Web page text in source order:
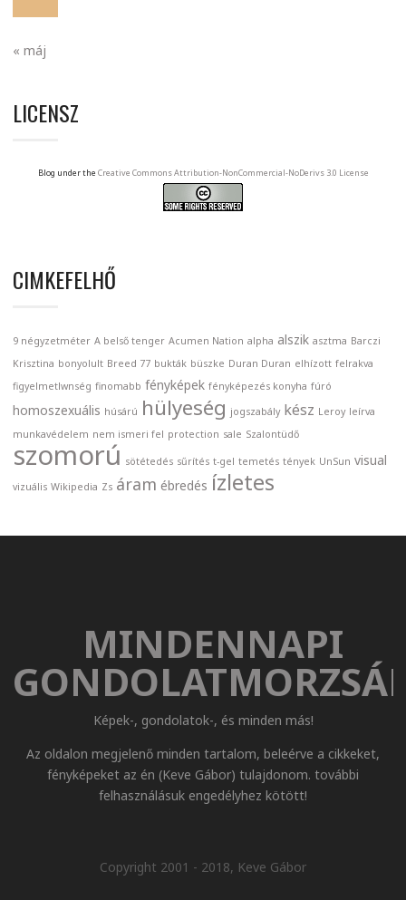
« máj
LICENSZ
Blog under the Creative Commons Attribution-NonCommercial-NoDerivs 3.0 License
CIMKEFELHŐ
9 négyzetméter A belső tenger Acumen Nation alpha alszik asztma Barczi
Krisztina bonyolult Breed 77 bukták büszke Duran Duran elhízott felrakva
figyelmetlwnség finomabb fényképek fényképezés konyha fúró
homoszexuális húsárú hülyeség jogszabály kész Leroy leírva
munkavédelem nem ismeri fel protection sale Szalontüdő
szomorú sötétedés sűrítés t-gel temetés tények UnSun visual
vizuális Wikipedia Zs áram ébredés ízletes
MINDENNAPI
Képek-, gondolatok-, és minden más!
Az oldalon megjelenő minden tartalom, beleérve a cikkeket,
fényképeket az én (Keve Gábor) tulajdonom. további
felhasználásuk engedélyhez kötött!
Copyright 2001 - 2018, Keve Gábor